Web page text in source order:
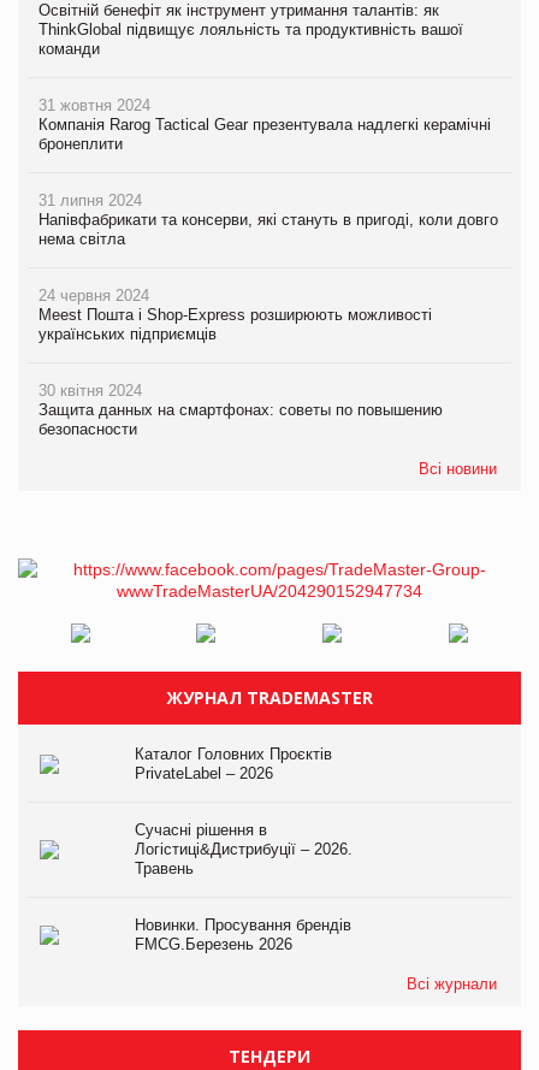
Освітній бенефіт як інструмент утримання талантів: як
ThinkGlobal підвищує лояльність та продуктивність вашої
команди
31 жовтня 2024
Компанія Rarog Tactical Gear презентувала надлегкі керамічні
бронеплити
31 липня 2024
Напівфабрикати та консерви, які стануть в пригоді, коли довго
нема світла
24 червня 2024
Meest Пошта і Shop-Express розширюють можливості
українських підприємців
30 квітня 2024
Защита данных на смартфонах: советы по повышению
безопасности
Всі новини
ЖУРНАЛ TRADEMASTER
Каталог Головних Проєктів
PrivateLabel – 2026
Сучасні рішення в
Логістиці&Дистрибуції – 2026.
Травень
Новинки. Просування брендів
FMCG.Березень 2026
Всі журнали
ТЕНДЕРИ